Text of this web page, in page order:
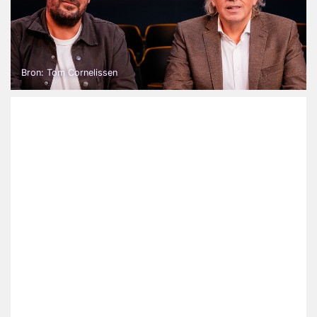
Bron: Tom Cornelissen